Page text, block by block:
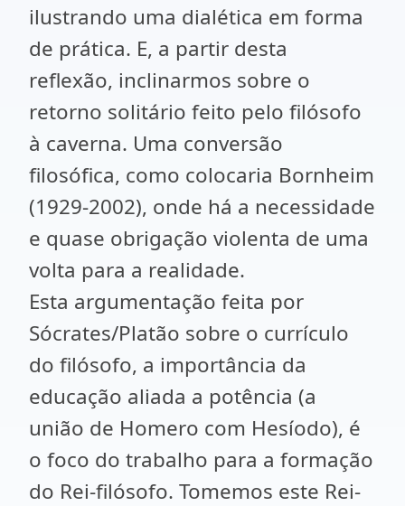
ilustrando uma dialética em forma
de prática. E, a partir desta
reflexão, inclinarmos sobre o
retorno solitário feito pelo filósofo
à caverna. Uma conversão
filosófica, como colocaria Bornheim
(1929-2002), onde há a necessidade
e quase obrigação violenta de uma
volta para a realidade.
Esta argumentação feita por
Sócrates/Platão sobre o currículo
do filósofo, a importância da
educação aliada a potência (a
união de Homero com Hesíodo), é
o foco do trabalho para a formação
do Rei-filósofo. Tomemos este Rei-